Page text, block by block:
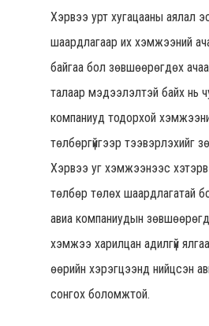
Хэрвээ урт хугацааны аялал
шаардлагаар их хэмжээний
байгаа бол зөвшөөрөгдөх
талаар мэдээлэлтэй байх нь
компаниуд тодорхой
төлбөргүйгээр тээвэрлэхийг
Хэрвээ уг хэмжээнээс
төлбөр төлөх шаардлагатай
авиа компаниудын
хэмжээ харилцан адилгүй
өөрийн хэрэгцээнд нийцсэн
сонгох боломжтой.